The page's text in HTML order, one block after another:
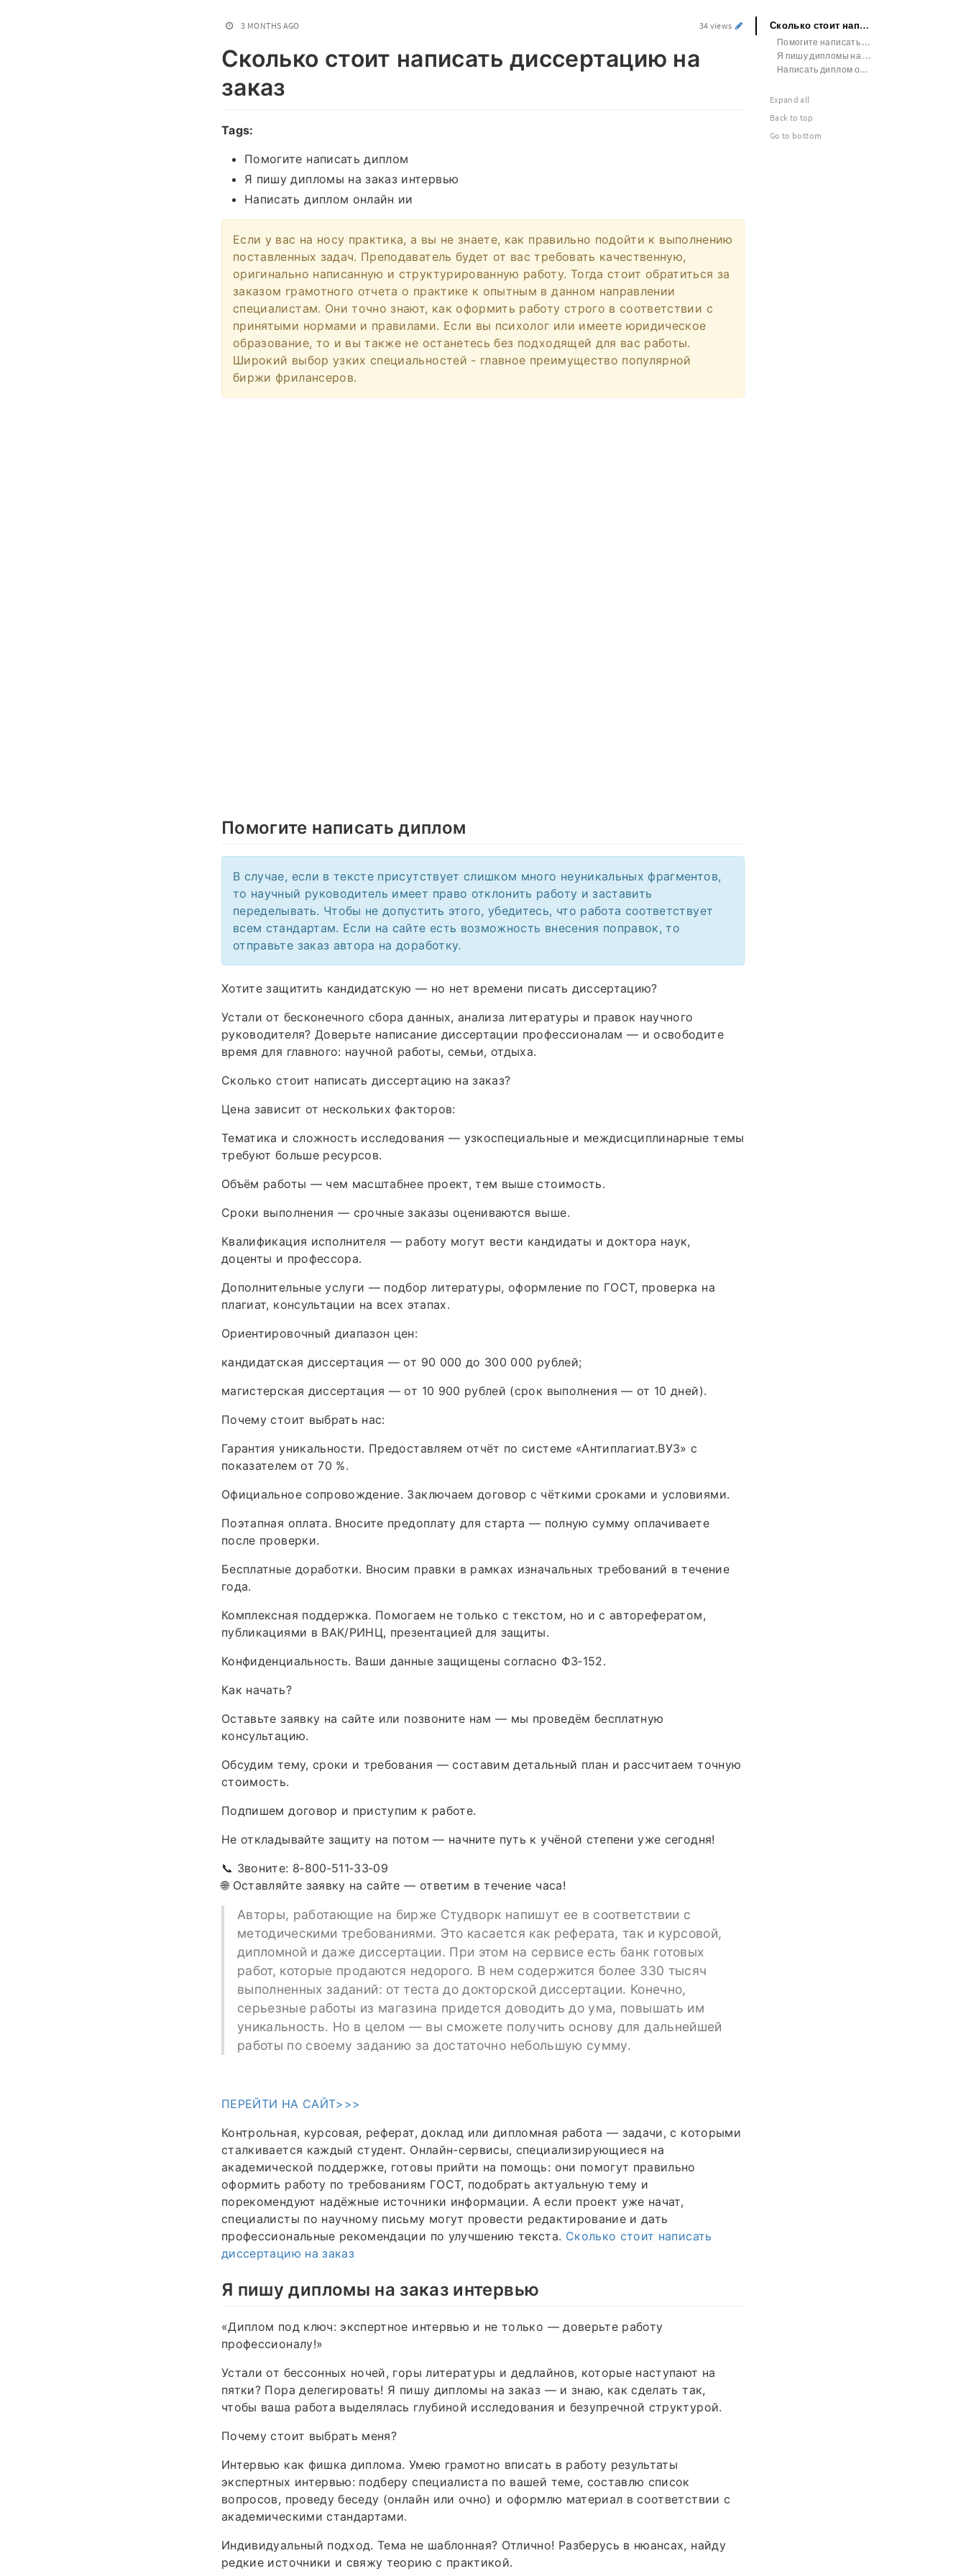
3 MONTHS AGO 34 views
Сколько стоит написать диссертацию на
заказ
Tags:
Помогите написать диплом
Я пишу дипломы на заказ интервью
Написать диплом онлайн ии
Если у вас на носу практика, а вы не знаете, как правильно подойти к выполнению
поставленных задач. Преподаватель будет от вас требовать качественную,
оригинально написанную и структурированную работу. Тогда стоит обратиться за
заказом грамотного отчета о практике к опытным в данном направлении
специалистам. Они точно знают, как оформить работу строго в соответствии с
принятыми нормами и правилами. Если вы психолог или имеете юридическое
образование, то и вы также не останетесь без подходящей для вас работы.
Широкий выбор узких специальностей - главное преимущество популярной
биржи фрилансеров.
Помогите написать диплом
В случае, если в тексте присутствует слишком много неуникальных фрагментов,
то научный руководитель имеет право отклонить работу и заставить
переделывать. Чтобы не допустить этого, убедитесь, что работа соответствует
всем стандартам. Если на сайте есть возможность внесения поправок, то
отправьте заказ автора на доработку.
Хотите защитить кандидатскую — но нет времени писать диссертацию?
Устали от бесконечного сбора данных, анализа литературы и правок научного
руководителя? Доверьте написание диссертации профессионалам — и освободите
время для главного: научной работы, семьи, отдыха.
Сколько стоит написать диссертацию на заказ?
Цена зависит от нескольких факторов:
Тематика и сложность исследования — узкоспециальные и междисциплинарные темы
требуют больше ресурсов.
Объём работы — чем масштабнее проект, тем выше стоимость.
Сроки выполнения — срочные заказы оцениваются выше.
Квалификация исполнителя — работу могут вести кандидаты и доктора наук,
доценты и профессора.
Дополнительные услуги — подбор литературы, оформление по ГОСТ, проверка на
плагиат, консультации на всех этапах.
Ориентировочный диапазон цен:
кандидатская диссертация — от 90 000 до 300 000 рублей;
магистерская диссертация — от 10 900 рублей (срок выполнения — от 10 дней).
Почему стоит выбрать нас:
Гарантия уникальности. Предоставляем отчёт по системе «Антиплагиат.ВУЗ» с
показателем от 70 %.
Официальное сопровождение. Заключаем договор с чёткими сроками и условиями.
Поэтапная оплата. Вносите предоплату для старта — полную сумму оплачиваете
после проверки.
Бесплатные доработки. Вносим правки в рамках изначальных требований в течение
года.
Комплексная поддержка. Помогаем не только с текстом, но и с авторефератом,
публикациями в ВАК/РИНЦ, презентацией для защиты.
Конфиденциальность. Ваши данные защищены согласно ФЗ‑152.
Как начать?
Оставьте заявку на сайте или позвоните нам — мы проведём бесплатную
консультацию.
Обсудим тему, сроки и требования — составим детальный план и рассчитаем точную
стоимость.
Подпишем договор и приступим к работе.
Не откладывайте защиту на потом — начните путь к учёной степени уже сегодня!
📞 Звоните: 8‑800‑511‑33‑09
🌐 Оставляйте заявку на сайте — ответим в течение часа!
Авторы, работающие на бирже Студворк напишут ее в соответствии с
методическими требованиями. Это касается как реферата, так и курсовой,
дипломной и даже диссертации. При этом на сервисе есть банк готовых
работ, которые продаются недорого. В нем содержится более 330 тысяч
выполненных заданий: от теста до докторской диссертации. Конечно,
серьезные работы из магазина придется доводить до ума, повышать им
уникальность. Но в целом — вы сможете получить основу для дальнейшей
работы по своему заданию за достаточно небольшую сумму.
ПЕРЕЙТИ НА САЙТ>>>
Контрольная, курсовая, реферат, доклад или дипломная работа — задачи, с которыми
сталкивается каждый студент. Онлайн-сервисы, специализирующиеся на
академической поддержке, готовы прийти на помощь: они помогут правильно
оформить работу по требованиям ГОСТ, подобрать актуальную тему и
порекомендуют надёжные источники информации. А если проект уже начат,
специалисты по научному письму могут провести редактирование и дать
профессиональные рекомендации по улучшению текста. Сколько стоит написать
диссертацию на заказ
Я пишу дипломы на заказ интервью
«Диплом под ключ: экспертное интервью и не только — доверьте работу
профессионалу!»
Устали от бессонных ночей, горы литературы и дедлайнов, которые наступают на
пятки? Пора делегировать! Я пишу дипломы на заказ — и знаю, как сделать так,
чтобы ваша работа выделялась глубиной исследования и безупречной структурой.
Почему стоит выбрать меня?
Интервью как фишка диплома. Умею грамотно вписать в работу результаты
экспертных интервью: подберу специалиста по вашей теме, составлю список
вопросов, проведу беседу (онлайн или очно) и оформлю материал в соответствии с
академическими стандартами.
Индивидуальный подход. Тема не шаблонная? Отлично! Разберусь в нюансах, найду
редкие источники и свяжу теорию с практикой.
Сколько стоит написать диссертацию на заказ
Помогите написать диплом
Я пишу дипломы на заказ интервью
Написать диплом онлайн ии
Expand all
Back to top
Go to bottom